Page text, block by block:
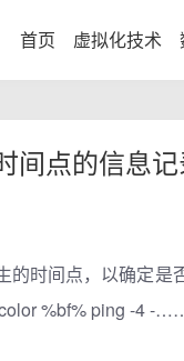
首页 虚拟化技术
间点的信息
时间点，以确定是
%bf% ping -4 -